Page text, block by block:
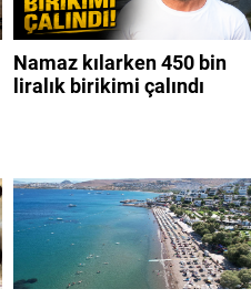
Namaz kılarken 450 bin
liralık birikimi çalındı